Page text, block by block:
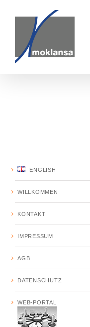
ENGLISH
WILLKOMMEN
KONTAKT
IMPRESSUM
AGB
DATENSCHUTZ
WEB-PORTAL